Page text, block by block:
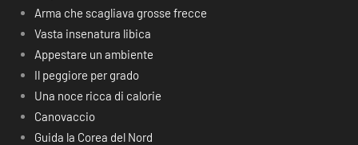
Arma che scagliava grosse frecce
Vasta insenatura libica
Appestare un ambiente
Il peggiore per grado
Una noce ricca di calorie
Canovaccio
Guida la Corea del Nord